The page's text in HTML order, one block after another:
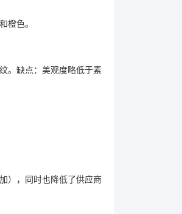
橙色。
。缺点：美观度略低于素
），同时也降低了供应商